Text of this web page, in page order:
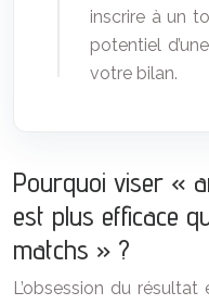
inscrire à un
potentiel
votre bilan.
Pourquoi viser «
est plus efficace
matchs » ?
L’obsession du